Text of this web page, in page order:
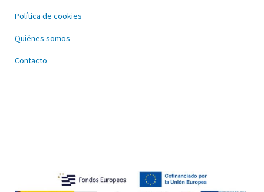
Política de cookies
Quiénes somos
Contacto